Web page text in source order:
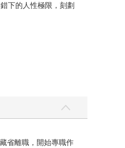
下的人性極限，刻劃
省離職，開始專職作